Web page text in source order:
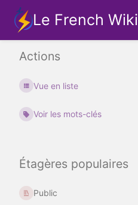
Le French Wiki
Étagères populaires
Public
Actions
Vue en liste
Voir les mots-clés